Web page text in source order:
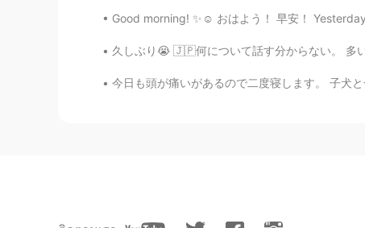
CN EN
I like the sound
momo
Good morning! ✨☺️ おはよう！ 早安！
久しぶり😭 🇯🇵何について話す分からない。 多いかきましたけど、久しぶりですので、投
今日も頭が痛いがあるので二度寝します。 子犬と一緒に寄り添っています。❤️ 昨日、他公園